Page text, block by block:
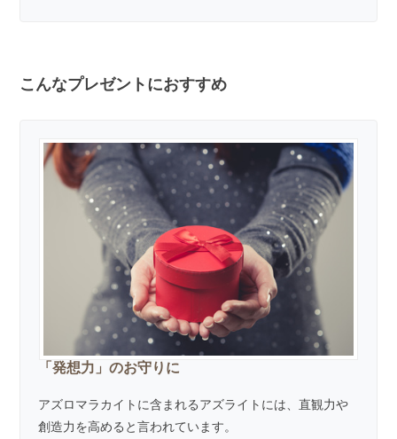
こんなプレゼントにおすすめ
「発想力」のお守りに
アズロマラカイトに含まれるアズライトには、直観力や
創造力を高めると言われています。